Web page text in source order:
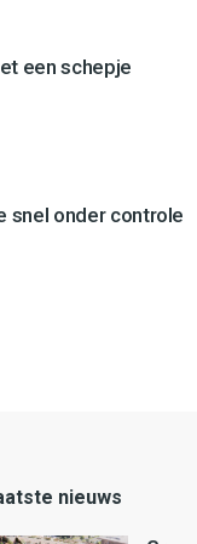
een schepje
snel onder controle
nieuws